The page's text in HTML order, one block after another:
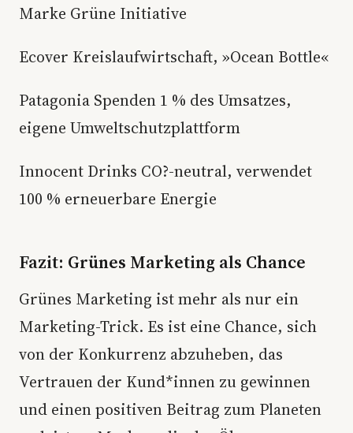
Marke Grüne Initiative
Ecover Kreislaufwirtschaft, »Ocean Bottle«
Patagonia Spenden 1 % des Umsatzes,
eigene Umweltschutzplattform
Innocent Drinks CO?-neutral, verwendet
100 % erneuerbare Energie
Fazit: Grünes Marketing als Chance
Grünes Marketing ist mehr als nur ein
Marketing-Trick. Es ist eine Chance, sich
von der Konkurrenz abzuheben, das
Vertrauen der Kund*innen zu gewinnen
und einen positiven Beitrag zum Planeten